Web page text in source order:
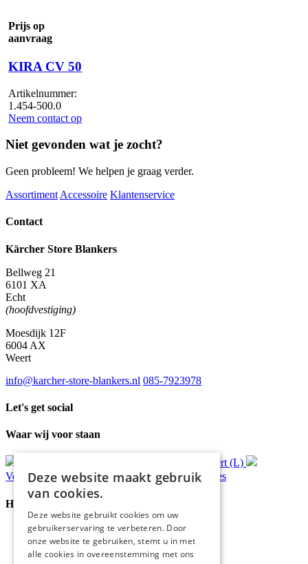
Prijs op
aanvraag
KIRA CV 50
Artikelnummer:
1.454-500.0
Neem contact op
Niet gevonden wat je zocht?
Geen probleem! We helpen je graag verder.
Assortiment Accessoire Klantenservice
Contact
Kärcher Store Blankers
Bellweg 21
6101 XA
Echt
(hoofdvestiging)
Moesdijk 12F
6004 AX
Weert
info@karcher-store-blankers.nl 085-7923978
Let's get social
Waar wij voor staan
Ophalen in Echt of Weert (L)
Verzondenbinnen 48 uur* Persoonlijkadvies
Handige Links
Home
Klantenservice
Over ons
Deze website maakt gebruik
van cookies.
Deze website gebruikt cookies om uw
gebruikerservaring te verbeteren. Door
onze website te gebruiken, stemt u in met
alle cookies in overeenstemming met ons